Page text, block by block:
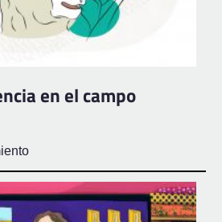
en el campo